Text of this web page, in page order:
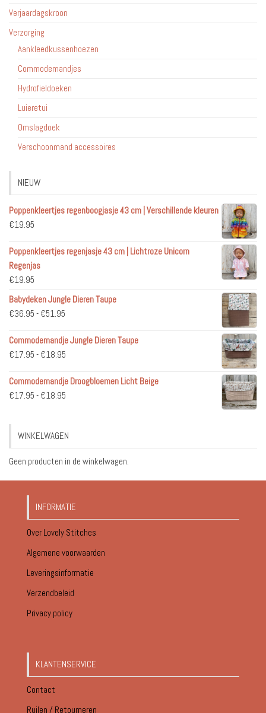
Verjaardagskroon
Verzorging
Aankleedkussenhoezen
Commodemandjes
Hydrofieldoeken
Luieretui
Omslagdoek
Verschoonmand accessoires
NIEUW
Poppenkleertjes regenboogjasje 43 cm | Verschillende kleuren
€19.95
Poppenkleertjes regenjasje 43 cm | Lichtroze Unicorn
Regenjas
€19.95
Babydeken Jungle Dieren Taupe
€36.95 - €51.95
tot
€51.95
Commodemandje Jungle Dieren Taupe
€17.95 - €18.95
tot
Commodemandje Droogbloemen Licht Beige
€17.95 - €18.95
€18.95
WINKELWAGEN
Geen producten in de winkelwagen.
INFORMATIE
Over Lovely Stitches
Algemene voorwaarden
Leveringsinformatie
Verzendbeleid
Privacy policy
KLANTENSERVICE
Contact
Ruilen / Retourneren